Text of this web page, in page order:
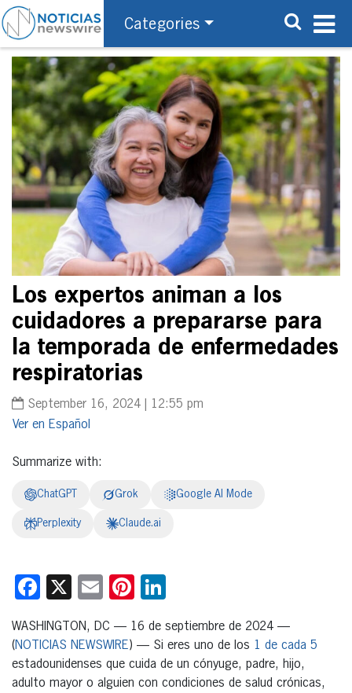
Categories
Los expertos animan a los
cuidadores a prepararse para
la temporada de enfermedades
respiratorias
September 16, 2024 | 12:55 pm
Español
Summarize with:
ChatGPT Grok Google AI Mode
Perplexity Claude.ai
Facebook
X EmailPinterest
WASHINGTON, DC — 16 de septiembre de 2024 —
(NOTICIAS NEWSWIRE) — Si eres uno de los 1 de cada 5
estadounidenses que cuida de un cónyuge, padre, hijo,
adulto mayor o alguien con condiciones de salud crónicas,